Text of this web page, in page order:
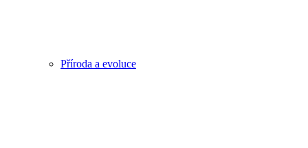
Příroda a evoluce